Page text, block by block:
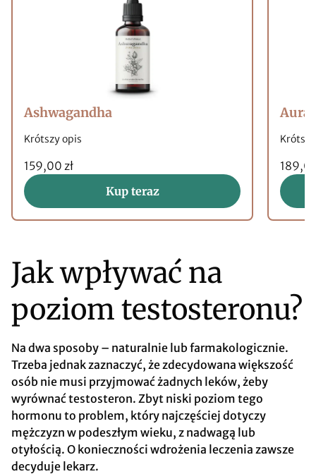
Ashwagandha
Krótszy opis
159,00 zł
Kup teraz
Aura
Jak wpływać na
poziom testosteronu?
Na dwa sposoby – naturalnie lub farmakologicznie.
Trzeba jednak zaznaczyć, że zdecydowana większość
osób nie musi przyjmować żadnych leków, żeby
wyrównać testosteron. Zbyt niski poziom tego
hormonu to problem, który najczęściej dotyczy
mężczyzn w podeszłym wieku, z nadwagą lub
otyłością. O konieczności wdrożenia leczenia zawsze
decyduje lekarz.